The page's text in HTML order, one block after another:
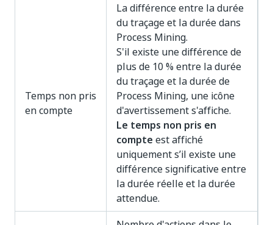
Temps non pris
en compte
La différence entre la durée
du traçage et la durée dans
Process Mining.
S'il existe une différence de
plus de 10 % entre la durée
du traçage et la durée de
Process Mining, une icône
d'avertissement s'affiche.
Le temps non pris en
compte est affiché
uniquement s’il existe une
différence significative entre
la durée réelle et la durée
attendue.